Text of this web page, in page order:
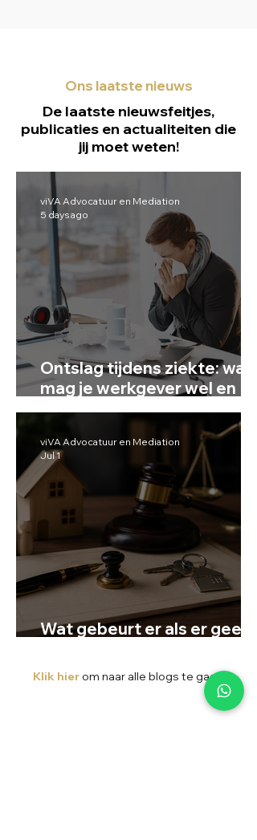
Ons laatste nieuws
De laatste nieuwsfeitjes,
publicaties en actualiteiten die
jij moet weten!
Ontslag tijdens ziekte: wat
mag je werkgever wel en
niet?
viVA Advocatuur en Mediation
5 days ago
Wat gebeurt er als er geen
viVA Advocatuur en Mediation
Jul 1
Klik hierom naar alle blogs te gaan!